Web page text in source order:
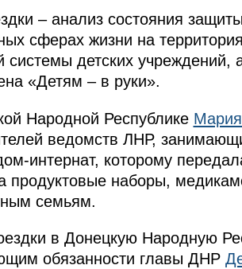
– анализ состояния
сферах жизни на
системы детских
«Детям – в руки».
Народной Республике
ведомств ЛНР,
интернат, которому
продуктовые наборы,
семьям.
в Донецкую Народную
обязанности главы ДНР